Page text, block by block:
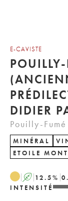
E-CAVISTE
Pouilly-
MINÉRAL
ETOILE
A 12.5%
INTENSITÉ